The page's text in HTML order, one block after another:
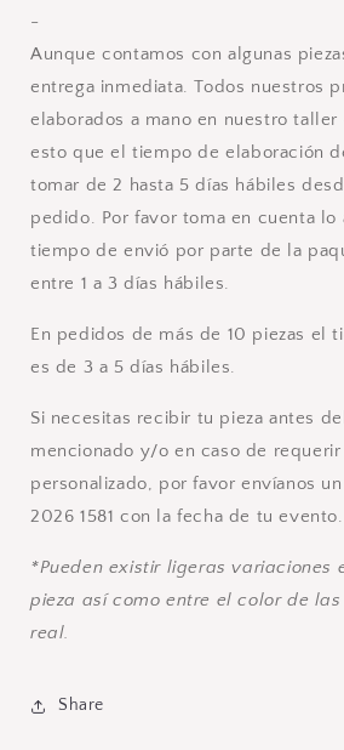
-
Aunque contamos con algunas
entrega inmediata. Todos nuestros
elaborados a mano en nuestro
esto que el tiempo de elaboración
tomar de 2 hasta 5 días hábiles
pedido. Por favor toma en cuenta lo
tiempo de envió por parte de la
entre 1 a 3 días hábiles.
En pedidos de más de 10 piezas el
es de 3 a 5 días hábiles.
Si necesitas recibir tu pieza antes
mencionado y/o en caso de requerir
personalizado, por favor envíanos
2026 1581 con la fecha de tu evento.
*Pueden existir ligeras variaciones
pieza así como entre el color de
real.
Share